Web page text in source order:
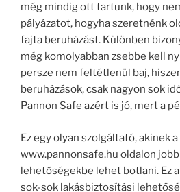
még mindig ott tartunk, hogy
pályázatot, hogyha szeretnénk
fajta beruházást. Különben
még komolyabban zsebbe kell
persze nem feltétlenül baj,
beruházások, csak nagyon sok
Pannon Safe azért is jó, mert a
Ez egy olyan szolgáltató, akinek
www.pannonsafe.hu oldalon
lehetőségekbe lehet botlani. Ez
sok-sok lakásbiztosítási